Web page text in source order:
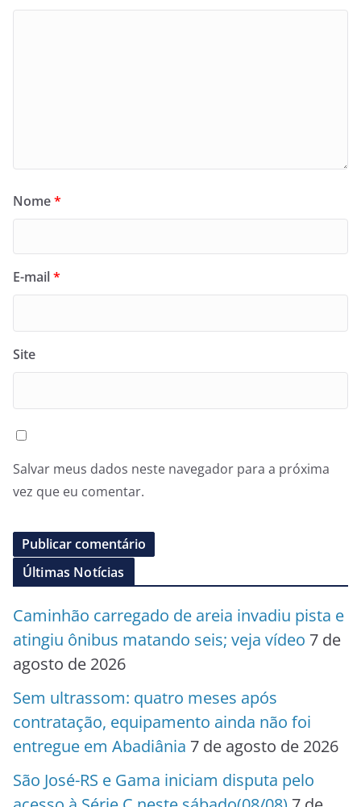
Nome*
E-mail*
Site
Salvar meus dados neste navegador para a próxima
vez que eu comentar.
Últimas Notícias
Caminhão carregado de areia invadiu pista e
atingiu ônibus matando seis; veja vídeo 7 de
agosto de 2026
Sem ultrassom: quatro meses após
contratação, equipamento ainda não foi
entregue em Abadiânia 7 de agosto de 2026
São José-RS e Gama iniciam disputa pelo